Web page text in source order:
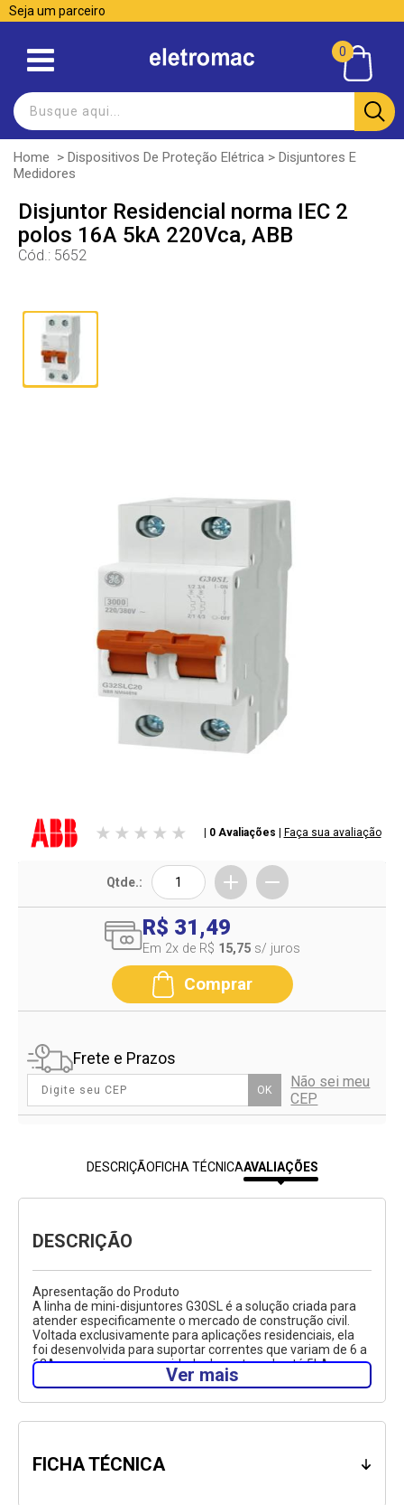
Seja um parceiro
0
Home > Dispositivos De Proteção Elétrica > Disjuntores E
Medidores
Disjuntor Residencial norma IEC 2
polos 16A 5kA 220Vca, ABB
Cód.: 5652
| 0 Avaliações Faça sua avaliação
Qtde.:
R$ 31,49
Em 2x de R$ 15,75 s/ juros
Comprar
Frete e Prazos
OK
Não sei meu
CEP
DESCRIÇÃOFICHA TÉCNICAAVALIAÇÕES
DESCRIÇÃO
Apresentação do Produto
A linha de mini-disjuntores G30SL é a solução criada para
atender especificamente o mercado de construção civil.
Voltada exclusivamente para aplicações residenciais, ela
foi desenvolvida para suportar correntes que variam de 6 a
63A e possui uma capacidade de ruptura de até 5kA,
estando em conformidade com a norma NBR 60898 além
de possuir certificação INMETRO.
Especificações Técnicas
Corrente Nominal: 16A
Ver mais
FICHA TÉCNICA